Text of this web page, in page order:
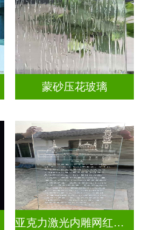
蒙砂压花玻璃
亚克力激光内雕网红打卡背景